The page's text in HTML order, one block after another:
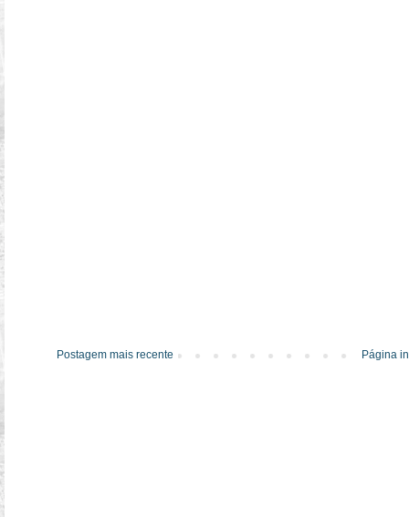
Postagem mais recente Página